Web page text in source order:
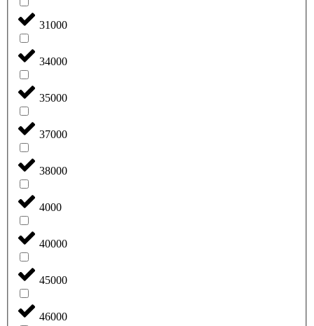
31000
34000
35000
37000
38000
4000
40000
45000
46000